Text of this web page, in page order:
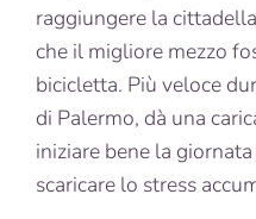
raggiungere la
che il migliore mezzo
bicicletta. Più veloce
di Palermo, dà una
iniziare bene la
scaricare lo stress